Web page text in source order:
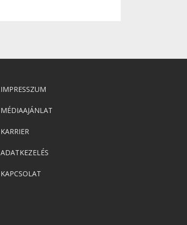
IMPRESSZUM
MÉDIAAJÁNLAT
KARRIER
ADATKEZELÉS
KAPCSOLAT